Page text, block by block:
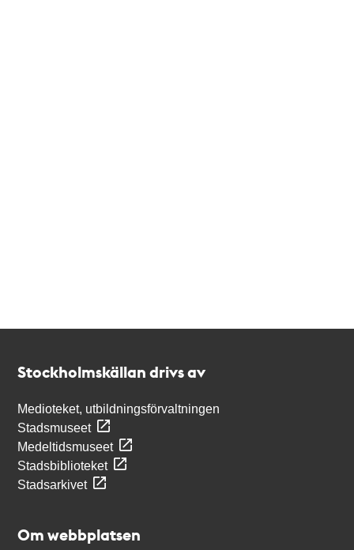
Stockholmskällan drivs av
Medioteket, utbildningsförvaltningen
Stadsmuseet
Medeltidsmuseet
Stadsbiblioteket
Stadsarkivet
Om webbplatsen